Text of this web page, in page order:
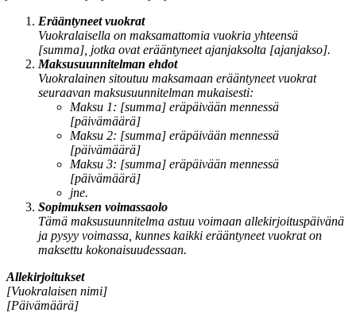
Erääntyneet vuokrat
Vuokralaisella on maksamattomia vuokria yhteensä
[summa], jotka ovat erääntyneet ajanjaksolta [ajanjakso].
Maksusuunnitelman ehdot
Vuokralainen sitoutuu maksamaan erääntyneet vuokrat
seuraavan maksusuunnitelman mukaisesti:
Maksu 1: [summa] eräpäivään mennessä
[päivämäärä]
Maksu 2: [summa] eräpäivään mennessä
[päivämäärä]
Maksu 3: [summa] eräpäivään mennessä
[päivämäärä]
jne.
Sopimuksen voimassaolo
Tämä maksusuunnitelma astuu voimaan allekirjoituspäivänä
ja pysyy voimassa, kunnes kaikki erääntyneet vuokrat on
maksettu kokonaisuudessaan.
Allekirjoitukset
[Vuokralaisen nimi]
[Päivämäärä]